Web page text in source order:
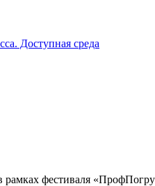
Доступная среда
фестиваля